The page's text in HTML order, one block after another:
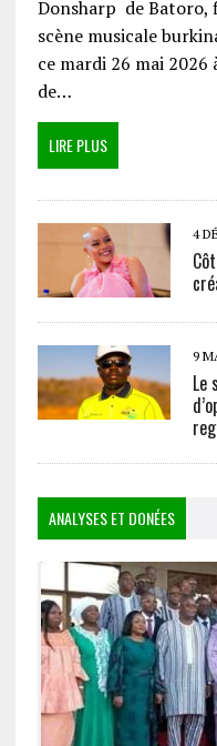
Donsharp de Batoro,
scène musicale
ce mardi 26 mai 2026
de…
LIRE PLUS
4
9
Le
ANALYSES ET DONÉES